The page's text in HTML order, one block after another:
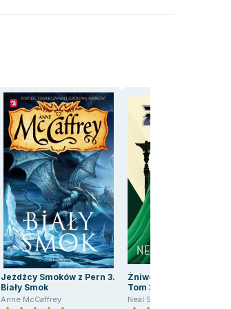
,Krzysztof Trop
Jeźdźcy Smoków z Pern 3.
Biały Smok
Anne McCaffrey
Żniwo. Żniwa śmierci.
Tom 3
Neal Shusterman